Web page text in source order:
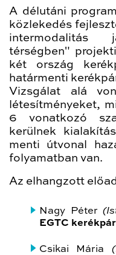
A délutáni
közlekedés
intermodalitás
térségben"
két ország
határmenti
Vizsgálat alá
létesítményeket,
6 vonatkozó
kerülnek
menti útvonal
folyamatban van.
Az elhangzott
Nagy Péter
EGTC
Csikai Mária